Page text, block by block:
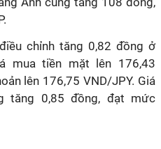
điều chỉnh tăng 0,82 đồng ở
mua tiền mặt lên 176,43
lên 176,75 VND/JPY. Giá
tăng 0,85 đồng, đạt mức